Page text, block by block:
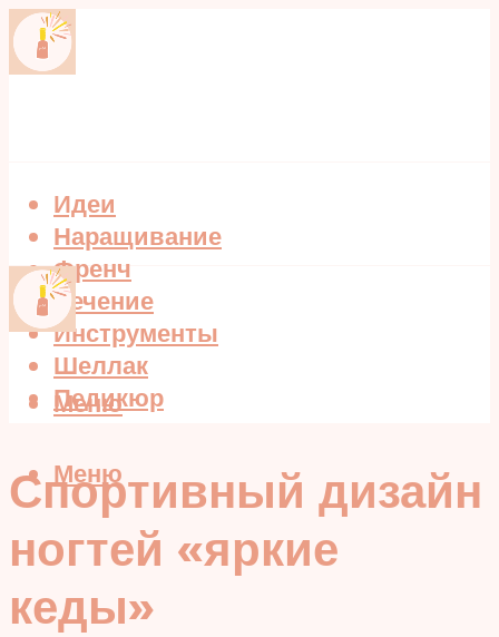
Идеи
Наращивание
Френч
Лечение
Инструменты
Шеллак
Педикюр
Меню
Меню
Спортивный дизайн
ногтей «яркие
кеды»